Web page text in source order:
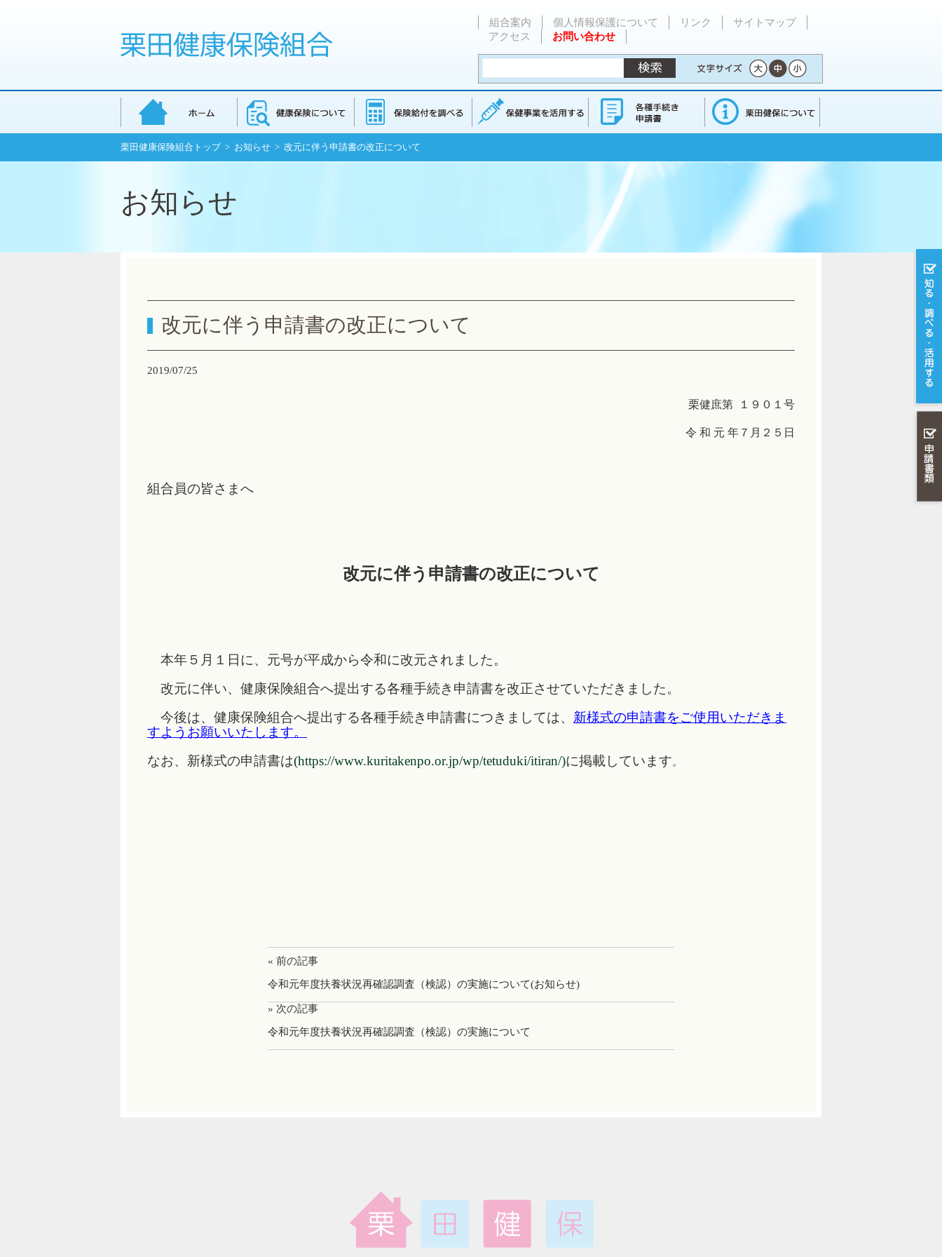
組合案内 個人情報保護について リンク
サイトマップ
アクセス
お問い合わせ
栗田健康保険組合トップ> お知らせ > 改元に伴う申請書の改正について
お知らせ
改元に伴う申請書の改正について
2019/07/25
栗健庶第 １９０１号
令 和 元 年７月２５日
組合員の皆さまへ
改元に伴う申請書の改正について
本年５月１日に、元号が平成から令和に改元されました。
改元に伴い、健康保険組合へ提出する各種手続き申請書を改正させていただきました。
今後は、健康保険組合へ提出する各種手続き申請書につきましては、 新様式の申請書をご使用いただきま
すようお願いいたします。
なお、新様式の申請書は(https://www.kuritakenpo.or.jp/wp/tetuduki/itiran/)に掲載しています。
« 前の記事
令和元年度扶養状況再確認調査（検認）の実施について(お知らせ)
» 次の記事
令和元年度扶養状況再確認調査（検認）の実施について